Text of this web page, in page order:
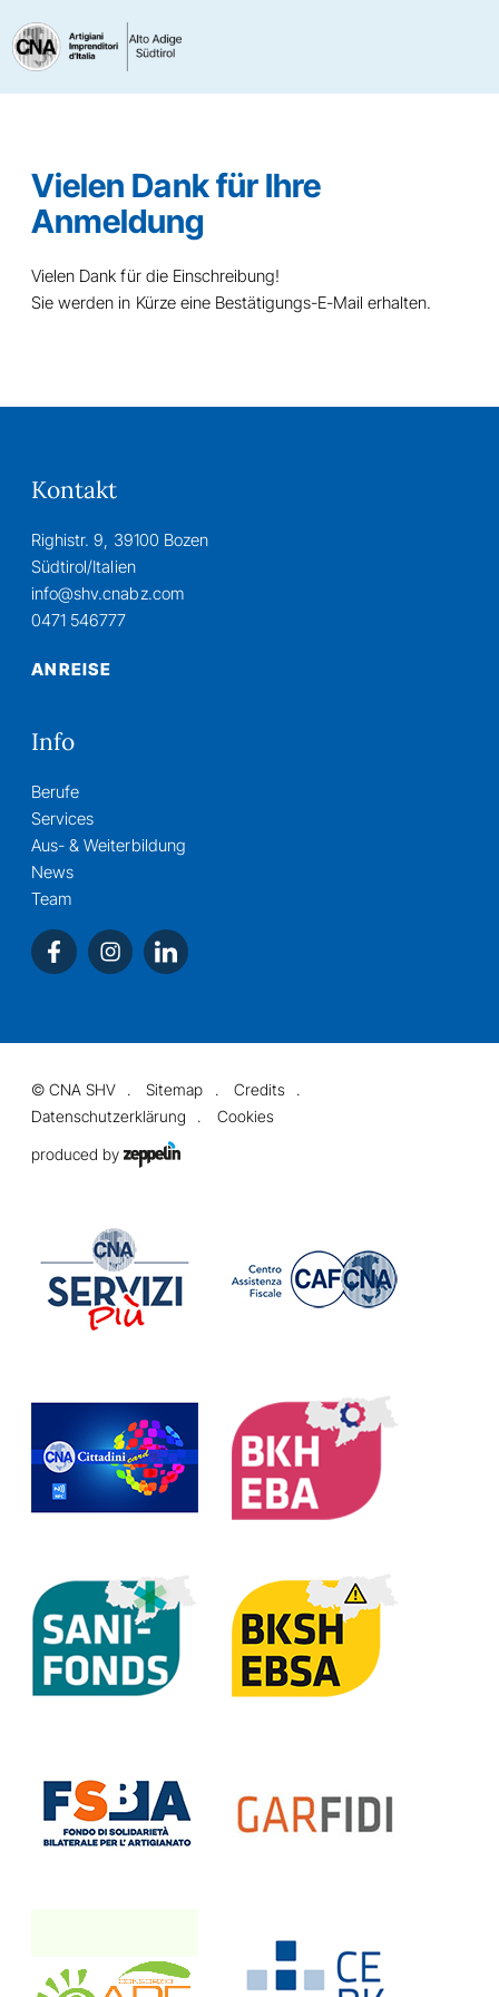
Vielen Dank für Ihre
Anmeldung
Vielen Dank für die Einschreibung!
Sie werden in Kürze eine Bestätigungs-E-Mail erhalten.
Kontakt
Righistr. 9, 39100 Bozen
Südtirol/Italien
info@shv.cnabz.com
0471 546777
ANREISE
Info
Berufe
Services
Aus- & Weiterbildung
News
Team
©CNA SHV Sitemap
Credits
Datenschutzerklärung
Cookies
produced by